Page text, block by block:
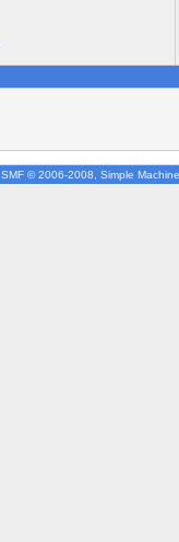
SMF © 2006-2008, Simple